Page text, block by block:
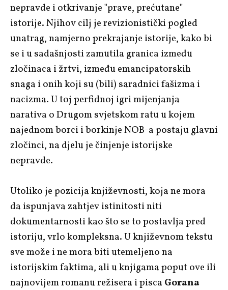
nepravde i otkrivanje "prave, prećutane"
istorije. Njihov cilj je revizionistički pogled
unatrag, namjerno prekrajanje istorije, kako bi
se i u sadašnjosti zamutila granica između
zločinaca i žrtvi, između emancipatorskih
snaga i onih koji su (bili) saradnici fašizma i
nacizma. U toj perfidnoj igri mijenjanja
narativa o Drugom svjetskom ratu u kojem
najednom borci i borkinje NOB-a postaju glavni
zločinci, na djelu je činjenje istorijske
nepravde.
Utoliko je pozicija književnosti, koja ne mora
da ispunjava zahtjev istinitosti niti
dokumentarnosti kao što se to postavlja pred
istoriju, vrlo kompleksna. U književnom tekstu
sve može i ne mora biti utemeljeno na
istorijskim faktima, ali u knjigama poput ove ili
najnovijem romanu režisera i pisca Gorana